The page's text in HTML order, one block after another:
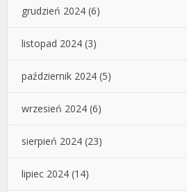
grudzień 2024 (6)
listopad 2024 (3)
październik 2024 (5)
wrzesień 2024 (6)
sierpień 2024 (23)
lipiec 2024 (14)